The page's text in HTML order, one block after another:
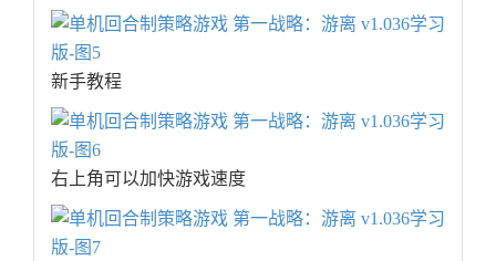
新手教程
右上角可以加快游戏速度